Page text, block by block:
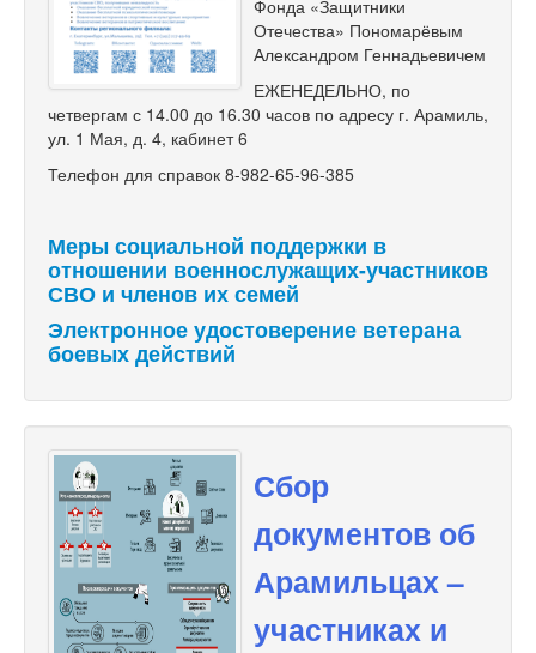
Фонда «Защитники
Отечества» Пономарёвым
Александром Геннадьевичем
ЕЖЕНЕДЕЛЬНО, по
четвергам с 14.00 до 16.30 часов по адресу г. Арамиль,
ул. 1 Мая, д. 4, кабинет 6
Телефон для справок 8-982-65-96-385
Меры социальной поддержки в
отношении военнослужащих-участников
СВО и членов их семей
Электронное удостоверение ветерана
боевых действий
Сбор
документов об
Арамильцах –
участниках и